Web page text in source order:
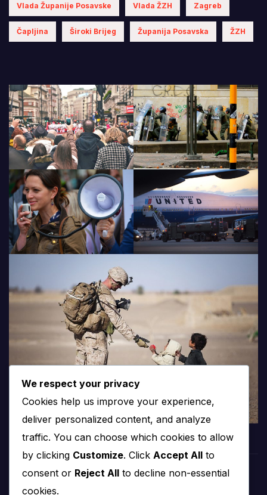
Vlada Županije Posavske Vlada ŽZH Zagreb
Čapljina Široki Brijeg Županija Posavska ŽZH
We respect your privacy
Cookies help us improve your experience,
deliver personalized content, and analyze
traffic. You can choose which cookies to allow
by clicking Customize. Click Accept All to
consent or Reject All to decline non-essential
cookies.